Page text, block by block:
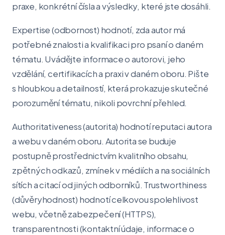
praxe, konkrétní čísla a výsledky, které jste dosáhli.
Expertise (odbornost) hodnotí, zda autor má
potřebné znalosti a kvalifikaci pro psaní o daném
tématu. Uvádějte informace o autorovi, jeho
vzdělání, certifikacích a praxi v daném oboru. Pište
s hloubkou a detailností, která prokazuje skutečné
porozumění tématu, nikoli povrchní přehled.
Authoritativeness (autorita) hodnotí reputaci autora
a webu v daném oboru. Autorita se buduje
postupně prostřednictvím kvalitního obsahu,
zpětných odkazů, zmínek v médiích a na sociálních
sítích a citací od jiných odborníků. Trustworthiness
(důvěryhodnost) hodnotí celkovou spolehlivost
webu, včetně zabezpečení (HTTPS),
transparentnosti (kontaktní údaje, informace o